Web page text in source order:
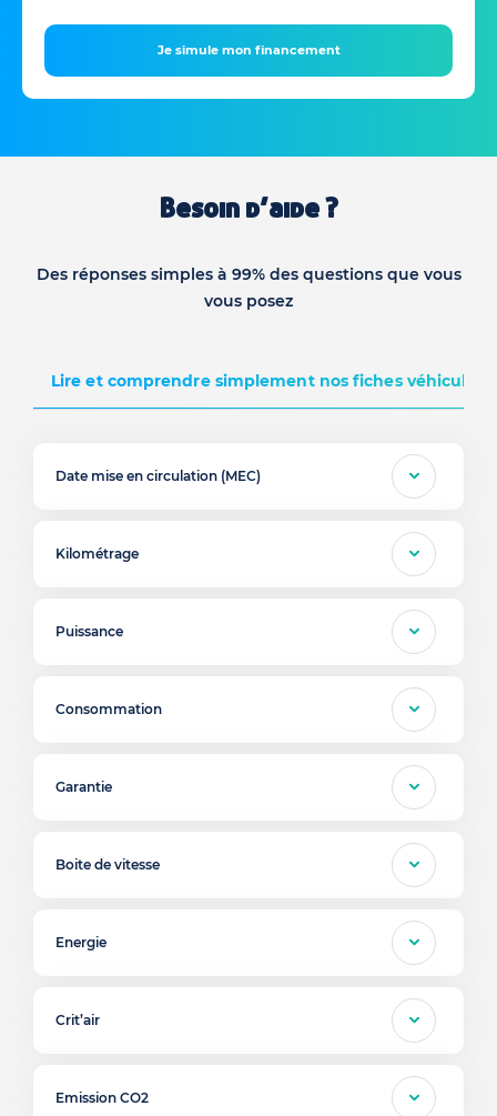
Je simule mon financement
Besoin d’aide ?
Des réponses simples à 99% des questions que vous
vous posez
Lire et comprendre simplement nos fiches véhicules
Date mise en circulation (MEC)
Kilométrage
Puissance
Consommation
Garantie
Boite de vitesse
Energie
Crit’air
Emission CO2